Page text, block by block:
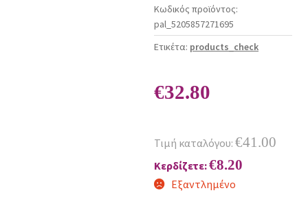
Κωδικός προϊόντος:
pal_5205857271695
Ετικέτα: products_check
€32.80
Τιμή καταλόγου: €41.00
Κερδίζετε:€8.20
Εξαντλημένο